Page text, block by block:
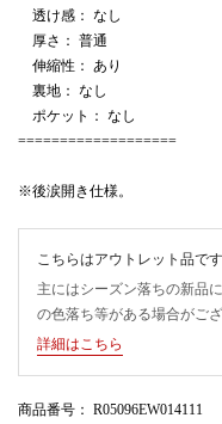
透け感： なし
厚さ： 普通
伸縮性： あり
裏地： なし
ポケット： なし
===================
※後涙開き仕様。
こちらはアウトレット品です
主にはシーズン落ちの新品
の色落ち等がある場合がご
詳細はこちら
商品番号 ： R05096EW014111